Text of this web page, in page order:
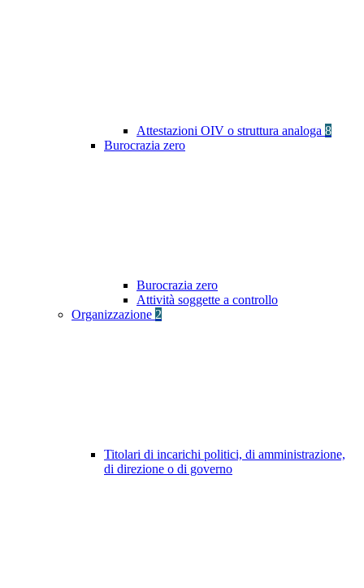
Attestazioni OIV o struttura analoga 8
Burocrazia zero
Burocrazia zero
Attività soggette a controllo
Organizzazione 2
Titolari di incarichi politici, di amministrazione,
di direzione o di governo